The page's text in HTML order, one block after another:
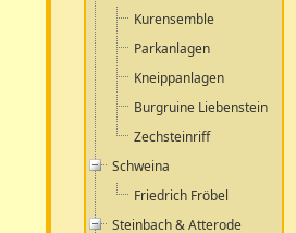
Kurensemble
Parkanlagen
Kneippanlagen
Burgruine Liebenstein
Zechsteinriff
Schweina
Friedrich Fröbel
Steinbach & Atterode